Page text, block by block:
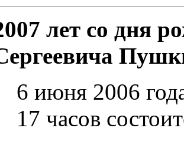
лет со дня
6 июня 2006
17 часов